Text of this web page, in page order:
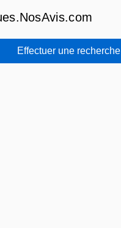
Effectuer une recherche